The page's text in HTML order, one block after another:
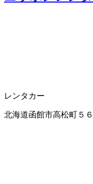
レンタカー
北海道函館市高松町５